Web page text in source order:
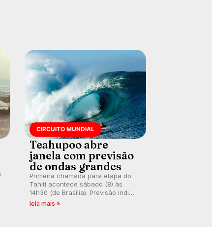
CIRCUITO MUNDIAL
Teahupoo abre
janela com previsão
de ondas grandes
Primeira chamada para etapa do
Tahiti acontece sábado (8) às
14h30 (de Brasília). Previsão indica
swell consistente. Medina
leia mais »